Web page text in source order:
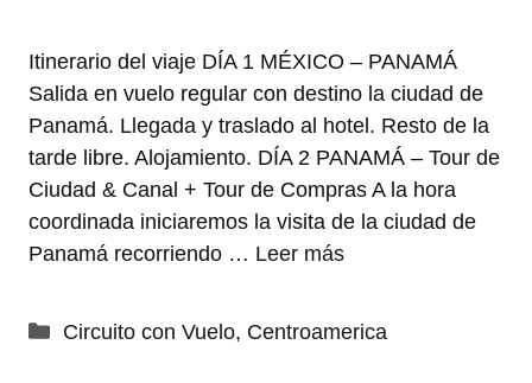
Itinerario del viaje DÍA 1 MÉXICO – PANAMÁ
Salida en vuelo regular con destino la ciudad de
Panamá. Llegada y traslado al hotel. Resto de la
tarde libre. Alojamiento. DÍA 2 PANAMÁ – Tour de
Ciudad & Canal + Tour de Compras A la hora
coordinada iniciaremos la visita de la ciudad de
Panamá recorriendo … Leer más
Categorías
Circuito con Vuelo, Centroamerica